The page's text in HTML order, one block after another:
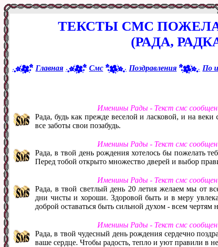
ТЕКСТЫ СМС
(РАДА,
Главная Смс Поздравления По
Именины Рады - Текст смс
Рада, будь как прежде веселой и ласковой, и на
все заботы свои позабудь.
Именины Рады - Текст смс
Рада, в твой день рождения хотелось бы пожелать
Перед тобой открыто множество дверей и выбор
Именины Рады - Текст смс
Рада, в твой светлый день 20 летия желаем мы от
дни чисты и хороши. Здоровой быть и в меру
доброй оставаться быть сильной духом - всем чертям
Именины Рады - Текст смс
Рада, в твой чудесный день рождения сердечно
ваше сердце. Чтобы радость, тепло и уют правили в